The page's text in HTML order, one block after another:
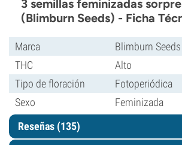
3 semillas feminizadas
(Blimburn Seeds) - Ficha
Marca
Blimburn Seeds
THC
Alto
Tipo de floración
Fotoperiódica
Sexo
Feminizada
Reseñas (135)